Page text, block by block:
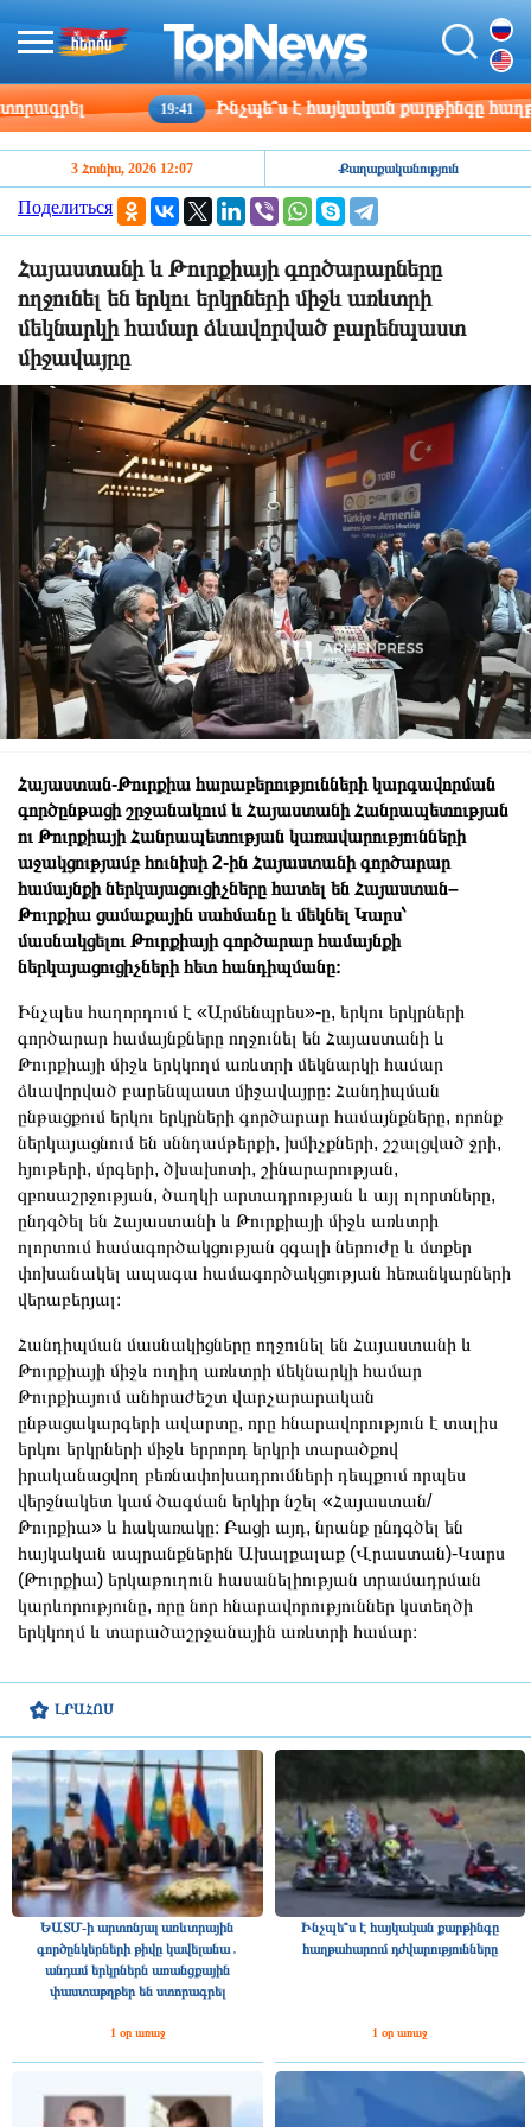
19:41 Ինչպե՞ս է հայկական քարթինգը
ԼՐԱՀՈՍ
ԵԱՏՄ-ի արտոնյալ առևտրային
գործընկերների թիվը կավելանա․
անդամ երկրներն առանցքային
փաստաթղթեր են ստորագրել
1 օր առաջ
Ինչպե՞ս է հայկական քարթինգը
հաղթահարում դժվարությունները
1 օր առաջ
3 Հունիս, 2026 12:07 Քաղաքականություն
Поделиться
Հայաստանի և Թուրքիայի գործարարները
ողջունել են երկու երկրների միջև առևտրի
մեկնարկի համար ձևավորված բարենպաստ
միջավայրը
Հայաստան-Թուրքիա հարաբերությունների կարգավորման
գործընթացի շրջանակում և Հայաստանի Հանրապետության
ու Թուրքիայի Հանրապետության կառավարությունների
աջակցությամբ հունիսի 2-ին Հայաստանի գործարար
համայնքի ներկայացուցիչները հատել են Հայաստան–
Թուրքիա ցամաքային սահմանը և մեկնել Կարս՝
մասնակցելու Թուրքիայի գործարար համայնքի
ներկայացուցիչների հետ հանդիպմանը։
Ինչպես հաղորդում է «Արմենպրես»-ը, երկու երկրների
գործարար համայնքները ողջունել են Հայաստանի և
Թուրքիայի միջև երկկողմ առևտրի մեկնարկի համար
ձևավորված բարենպաստ միջավայրը։ Հանդիպման
ընթացքում երկու երկրների գործարար համայնքները, որոնք
ներկայացնում են սննդամթերքի, խմիչքների, շշալցված ջրի,
հյութերի, մրգերի, ծխախոտի, շինարարության,
զբոսաշրջության, ծաղկի արտադրության և այլ ոլորտները,
ընդգծել են Հայաստանի և Թուրքիայի միջև առևտրի
ոլորտում համագործակցության զգալի ներուժը և մտքեր
փոխանակել ապագա համագործակցության հեռանկարների
վերաբերյալ։
Հանդիպման մասնակիցները ողջունել են Հայաստանի և
Թուրքիայի միջև ուղիղ առևտրի մեկնարկի համար
Թուրքիայում անհրաժեշտ վարչարարական
ընթացակարգերի ավարտը, որը հնարավորություն է տալիս
երկու երկրների միջև երրորդ երկրի տարածքով
իրականացվող բեռնափոխադրումների դեպքում որպես
վերջնակետ կամ ծագման երկիր նշել «Հայաստան/
Թուրքիա» և հակառակը։ Բացի այդ, նրանք ընդգծել են
հայկական ապրանքներին Ախալքալաք (Վրաստան)-Կարս
(Թուրքիա) երկաթուղուն հասանելիության տրամադրման
կարևորությունը, որը նոր հնարավորություններ կստեղծի
երկկողմ և տարածաշրջանային առևտրի համար։